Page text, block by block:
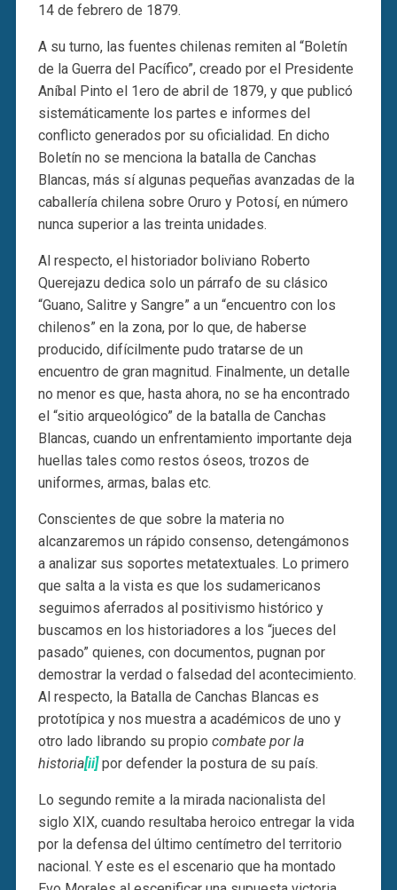
14 de febrero de 1879.
A su turno, las fuentes chilenas remiten al “Boletín
de la Guerra del Pacífico”, creado por el Presidente
Aníbal Pinto el 1ero de abril de 1879, y que publicó
sistemáticamente los partes e informes del
conflicto generados por su oficialidad. En dicho
Boletín no se menciona la batalla de Canchas
Blancas, más sí algunas pequeñas avanzadas de la
caballería chilena sobre Oruro y Potosí, en número
nunca superior a las treinta unidades.
Al respecto, el historiador boliviano Roberto
Querejazu dedica solo un párrafo de su clásico
“Guano, Salitre y Sangre” a un “encuentro con los
chilenos” en la zona, por lo que, de haberse
producido, difícilmente pudo tratarse de un
encuentro de gran magnitud. Finalmente, un detalle
no menor es que, hasta ahora, no se ha encontrado
el “sitio arqueológico” de la batalla de Canchas
Blancas, cuando un enfrentamiento importante deja
huellas tales como restos óseos, trozos de
uniformes, armas, balas etc.
Conscientes de que sobre la materia no
alcanzaremos un rápido consenso, detengámonos
a analizar sus soportes metatextuales. Lo primero
que salta a la vista es que los sudamericanos
seguimos aferrados al positivismo histórico y
buscamos en los historiadores a los “jueces del
pasado” quienes, con documentos, pugnan por
demostrar la verdad o falsedad del acontecimiento.
Al respecto, la Batalla de Canchas Blancas es
prototípica y nos muestra a académicos de uno y
otro lado librando su propio combate por la
historia[ii]por defender la postura de su país.
Lo segundo remite a la mirada nacionalista del
siglo XIX, cuando resultaba heroico entregar la vida
por la defensa del último centímetro del territorio
nacional. Y este es el escenario que ha montado